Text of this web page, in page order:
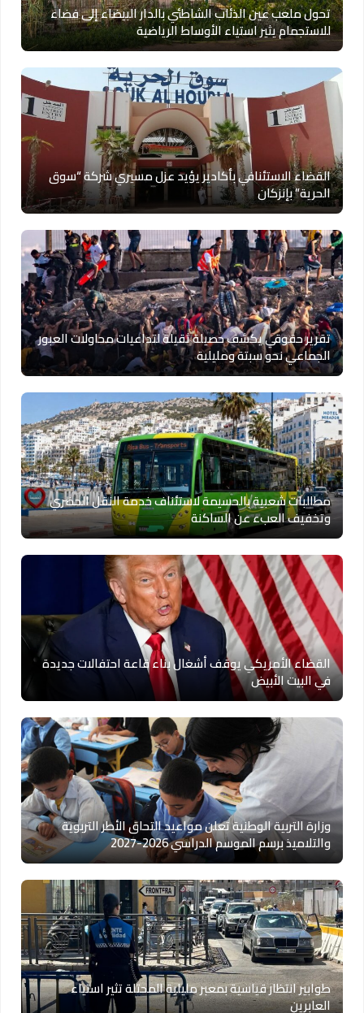
تحول ملعب عين الذئاب الشاطئي بالدار البيضاء إلى فضاء
للاستجمام يثير استياء الأوساط الرياضية
القضاء الاستئنافي بأكادير يؤيد عزل مسيري شركة “سوق
الحرية” بإنزكان
تقرير حقوقي يكشف حصيلة ثقيلة لتداعيات محاولات العبور
الجماعي نحو سبتة ومليلية
مطالبات شعبية بالحسيمة لاستئناف خدمة النقل الحضري
وتخفيف العبء عن الساكنة
القضاء الأمريكي يوقف أشغال بناء قاعة احتفالات جديدة
في البيت الأبيض
وزارة التربية الوطنية تعلن مواعيد التحاق الأطر التربوية
والتلاميذ برسم الموسم الدراسي 2026-2027
طوابير انتظار قياسية بمعبر مليلية المحتلة تثير استياء
العابرين